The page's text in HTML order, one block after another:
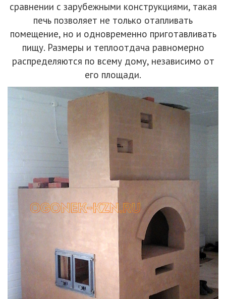
сравнении с зарубежными конструкциями, такая
печь позволяет не только отапливать
помещение, но и одновременно приготавливать
пищу. Размеры и теплоотдача равномерно
распределяются по всему дому, независимо от
его площади.